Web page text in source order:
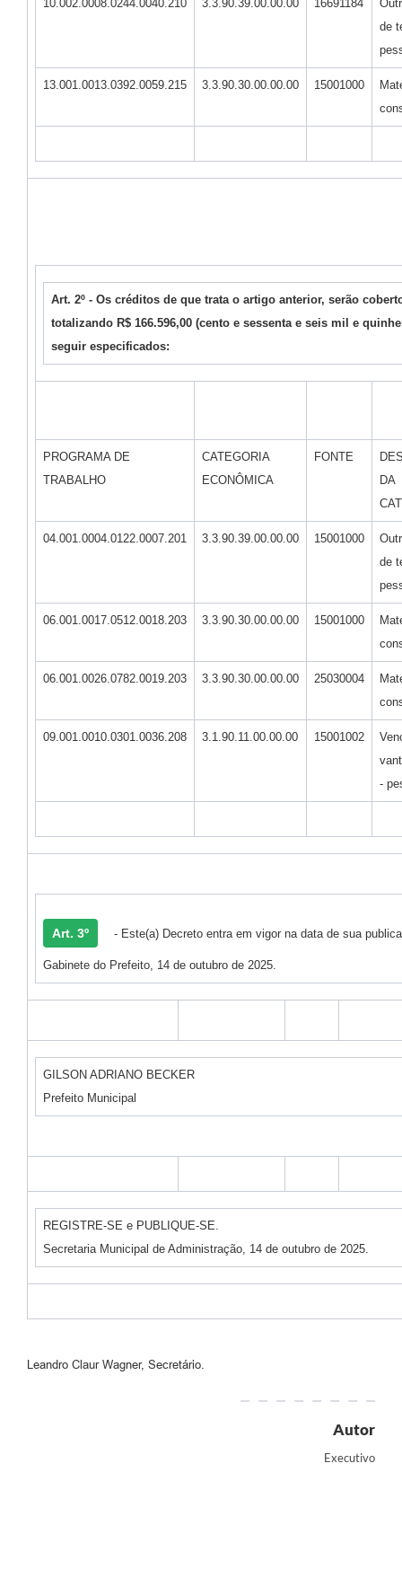
10.002.0008.0244.0040.210 3.3.90.39.00.00.00 16691184
de
13.001.0013.0392.0059.215 3.3.90.30.00.00.00 15001000
Art. 2º - Os créditos de que trata o artigo anterior, serão
totalizando R$ 166.596,00 (cento e sessenta e seis mil e
seguir especificados:
PROGRAMA DE
TRABALHO
CATEGORIA
ECONÔMICA
FONTE
DA
04.001.0004.0122.0007.201 3.3.90.39.00.00.00 15001000
de
06.001.0017.0512.0018.203 3.3.90.30.00.00.00 15001000
06.001.0026.0782.0019.203 3.3.90.30.00.00.00 25030004
09.001.0010.0301.0036.208 3.1.90.11.00.00.00 15001002
-
Art. 3º - Este(a) Decreto entra em vigor na data de sua
Gabinete do Prefeito, 14 de outubro de 2025.
GILSON ADRIANO BECKER
Prefeito Municipal
REGISTRE-SE e PUBLIQUE-SE.
Secretaria Municipal de Administração, 14 de outubro de 2025.
Leandro Claur Wagner, Secretário.
Autor
Executivo